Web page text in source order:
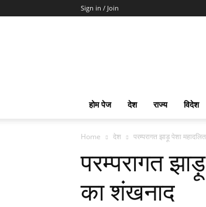
Sign in / Join
Toto
Slot
होम पेज देश राज्य विदेश
Home देश परम्परागत झाड़ू पेशा
परम्परागत
का शंखनाद